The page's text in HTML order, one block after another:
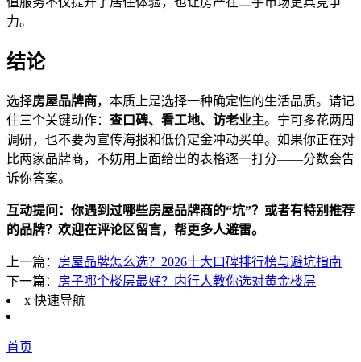
力。
结论
选择房屋品牌商，本质上是选择一种确定性的生活品质。请记
住三个关键动作： 查口碑、看工地、访老业主。宁可多花两周
调研，也不要为宣传海报和低价定金冲动买单。如果你正在对
比两家品牌商，不妨用上面给出的表格逐一打分——分数会告
诉你答案。
互动提问：你遇到过哪些房屋品牌商的“坑”？或者有特别推荐
的品牌？欢迎在评论区留言，帮更多人避雷。
上一篇： 房屋品牌怎么选？2026十大口碑排行榜与避坑指南
下一篇： 房子哪个楼层最好？内行人教你选对黄金楼层
x 快速导航
首页